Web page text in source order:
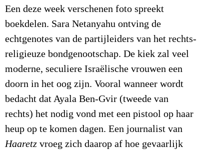
Een deze week verschenen foto spreekt
boekdelen. Sara Netanyahu ontving de
echtgenotes van de partijleiders van het rechts-
religieuze bondgenootschap. De kiek zal veel
moderne, seculiere Israëlische vrouwen een
doorn in het oog zijn. Vooral wanneer wordt
bedacht dat Ayala Ben-Gvir (tweede van
rechts) het nodig vond met een pistool op haar
heup op te komen dagen. Een journalist van
Haaretz vroeg zich daarop af hoe gevaarlijk